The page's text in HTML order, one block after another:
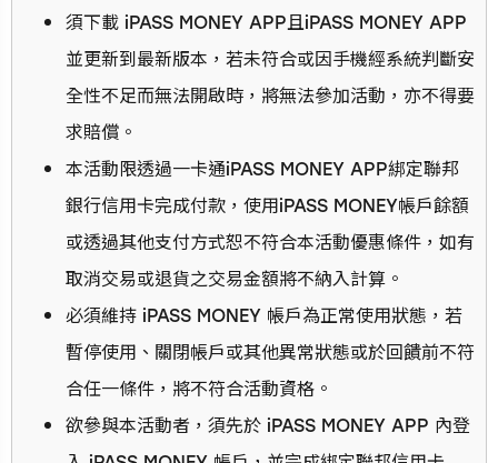
須下載 iPASS MONEY APP且iPASS MONEY APP
並更新到最新版本，若未符合或因手機經系統判斷安
全性不足而無法開啟時，將無法參加活動，亦不得要
求賠償。
本活動限透過一卡通iPASS MONEY APP綁定聯邦
銀行信用卡完成付款，使用iPASS MONEY帳戶餘額
或透過其他支付方式恕不符合本活動優惠條件，如有
取消交易或退貨之交易金額將不納入計算。
必須維持 iPASS MONEY 帳戶為正常使用狀態，若
暫停使用、關閉帳戶或其他異常狀態或於回饋前不符
合任一條件，將不符合活動資格。
欲參與本活動者，須先於 iPASS MONEY APP 內登